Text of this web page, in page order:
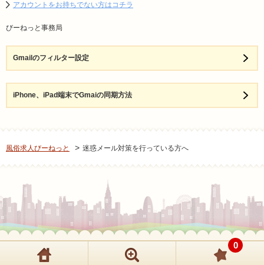
アカウントをお持ちでない方はコチラ
びーねっと事務局
Gmailのフィルター設定
1.Gmailにログインし、右上の歯車のアイコンから「設定」をクリック
します。
iPhone、iPad端末でGmaiの同期方法
風俗求人びーねっと 迷惑メール対策を行っている方へ
0